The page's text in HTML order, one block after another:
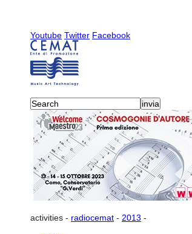
Youtube Twitter Facebook
activities - radiocemat - 2013 -